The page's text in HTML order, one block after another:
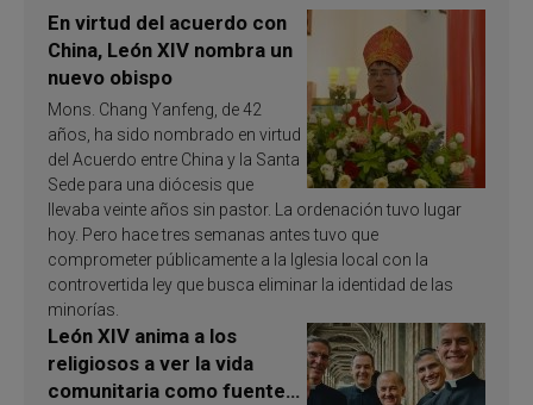
En virtud del acuerdo con
China, León XIV nombra un
nuevo obispo
Mons. Chang Yanfeng, de 42
años, ha sido nombrado en virtud
del Acuerdo entre China y la Santa
Sede para una diócesis que
llevaba veinte años sin pastor. La ordenación tuvo lugar
hoy. Pero hace tres semanas antes tuvo que
comprometer públicamente a la Iglesia local con la
controvertida ley que busca eliminar la identidad de las
minorías.
León XIV anima a los
religiosos a ver la vida
comunitaria como fuente